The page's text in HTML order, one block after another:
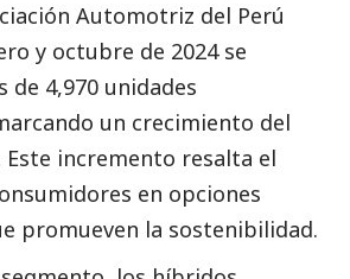
Automotriz del Perú
y octubre de 2024 se
de 4,970 unidades
un crecimiento del
Este incremento resalta el
en opciones
promueven la sostenibilidad.